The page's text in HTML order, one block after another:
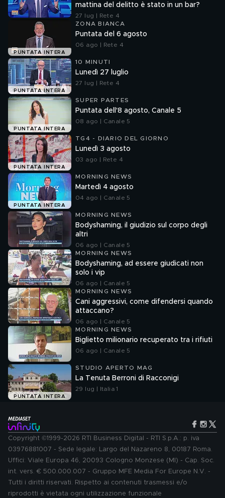
mattina del delitto è stato in un bar?
27 lug | Rete 4
PUNTATA INTERA
ZONA BIANCA
Puntata del 6 agosto
06 ago | Rete 4
PUNTATA INTERA
10 MINUTI
Lunedì 27 luglio
27 lug | Rete 4
PUNTATA INTERA
SUPER PARTES
Puntata dell'8 agosto, Canale 5
08 ago | Canale 5
PUNTATA INTERA
TG4 - DIARIO DEL GIORNO
Lunedì 3 agosto
03 ago | Rete 4
PUNTATA INTERA
MORNING NEWS
Martedì 4 agosto
04 ago | Canale 5
MORNING NEWS
Bodyshaming, il giudizio sul corpo degli
altri
06 ago | Canale 5
MORNING NEWS
Bodyshaming, ad essere giudicati non
solo i vip
06 ago | Canale 5
MORNING NEWS
Cani aggressivi, come difendersi quando
attaccano?
06 ago | Canale 5
MORNING NEWS
Biglietto milionario recuperato tra i rifiuti
06 ago | Canale 5
PUNTATA INTERA
STUDIO APERTO MAG
La Tenuta Berroni di Racconigi
29 lug | Italia 1
Copyright ©1999-2026 RTI Business Digital - RTI S.p.A.: p. iva
03976881007 - Sede legale: Largo del Nazareno 8, 00187 Roma.
Uffici: Viale Europa 46, 20093 Cologno Monzese (MI) - Cap. Soc.
int. vers. € 500.000.007 - Gruppo MFE Media For Europe N.V. -
Tutti i diritti riservati. Rispetto ai contenuti trasmessi e/o
riprodotti è vietata ogni utilizzazione funzionale